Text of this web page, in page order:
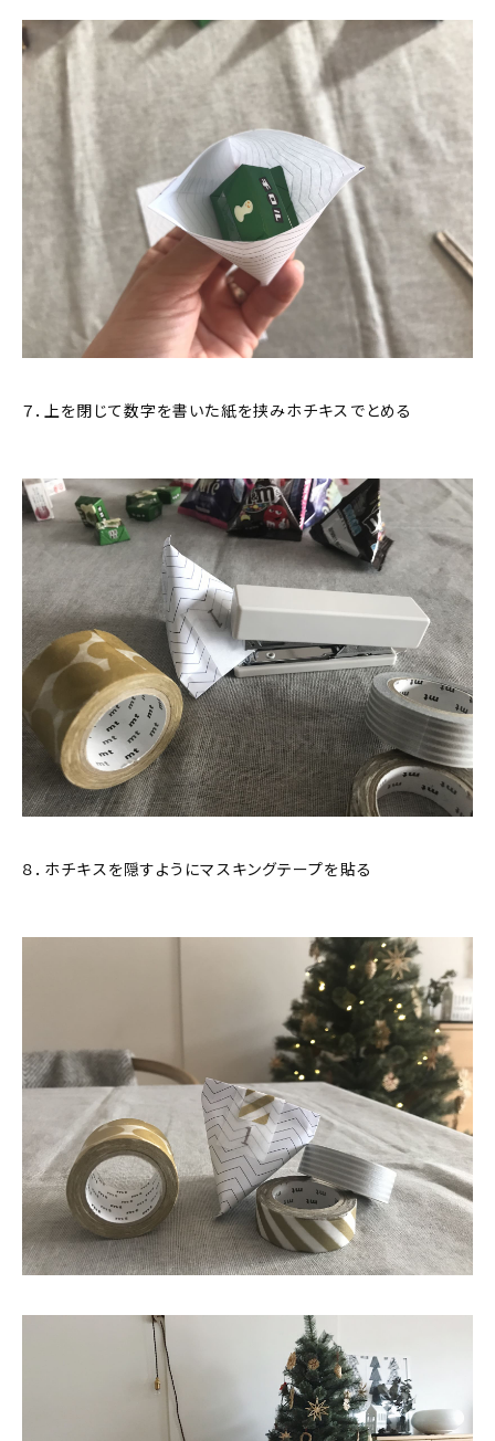
７．上を閉じて数字を書いた紙を挟みホチキスでとめる
８．ホチキスを隠すようにマスキングテープを貼る